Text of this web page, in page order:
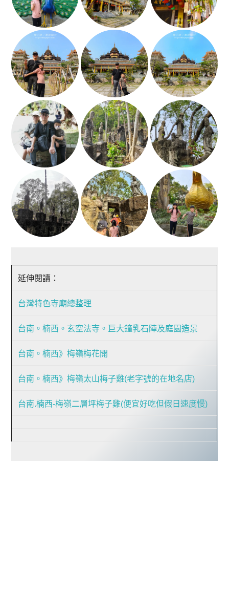
延伸閱讀：
台灣特色寺廟總整理
台南。楠西。玄空法寺。巨大鐘乳石陣及庭園造景
台南。楠西》梅嶺梅花開
台南。楠西》梅嶺太山梅子雞(老字號的在地名店)
台南.楠西-梅嶺二層坪梅子雞(便宜好吃但假日速度慢)